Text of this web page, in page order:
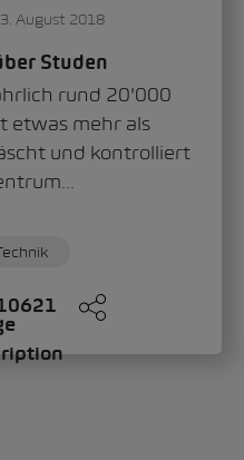
August 2018
Studen
rund 20'000
etwas mehr als
und kontrolliert